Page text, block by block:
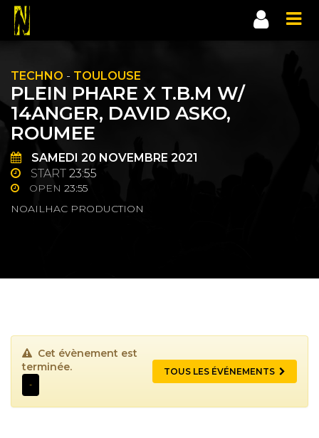
TECHNO - TOULOUSE
PLEIN PHARE X T.B.M W/
14ANGER, DAVID ASKO,
ROUMEE
SAMEDI 20 NOVEMBRE 2021
START 23:55
OPEN 23:55
NOAILHAC PRODUCTION
Cet évènement est
terminée.
-
TOUS LES ÉVÉNEMENTS